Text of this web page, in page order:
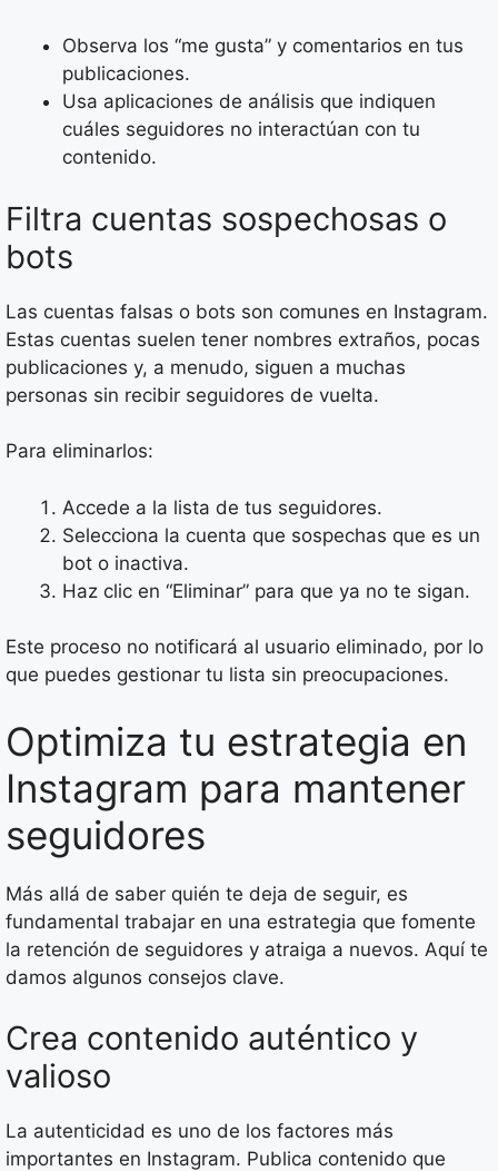
Observa los “me gusta” y comentarios en tus
publicaciones.
Usa aplicaciones de análisis que indiquen
cuáles seguidores no interactúan con tu
contenido.
Filtra cuentas sospechosas o
bots
Las cuentas falsas o bots son comunes en Instagram.
Estas cuentas suelen tener nombres extraños, pocas
publicaciones y, a menudo, siguen a muchas
personas sin recibir seguidores de vuelta.
Para eliminarlos:
Accede a la lista de tus seguidores.
Selecciona la cuenta que sospechas que es un
bot o inactiva.
Haz clic en “Eliminar” para que ya no te sigan.
Este proceso no notificará al usuario eliminado, por lo
que puedes gestionar tu lista sin preocupaciones.
Optimiza tu estrategia en
Instagram para mantener
seguidores
Más allá de saber quién te deja de seguir, es
fundamental trabajar en una estrategia que fomente
la retención de seguidores y atraiga a nuevos. Aquí te
damos algunos consejos clave.
Crea contenido auténtico y
valioso
La autenticidad es uno de los factores más
importantes en Instagram. Publica contenido que